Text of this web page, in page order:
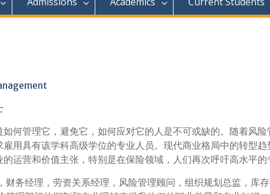
何管理它，避免它，如何应对它的人是不可或缺的。随着风
用具有该学科高级学位的专业人员。现代商业格局中的转型
运营和价值主张，特别是在保险领域，人们再次呼吁高水平的
财务经理，劳资关系经理，风险管理顾问，组织规划总监，库